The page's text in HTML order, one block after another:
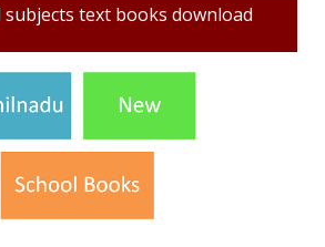
subjects text books download